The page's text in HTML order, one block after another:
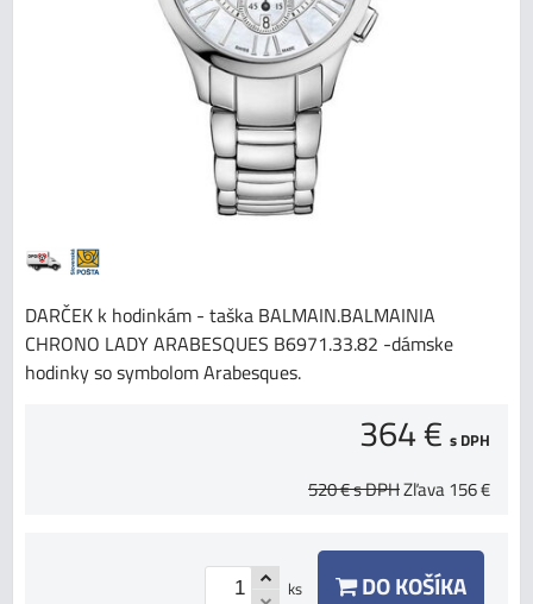
DARČEK k hodinkám - taška BALMAIN.BALMAINIA
CHRONO LADY ARABESQUES B6971.33.82 -dámske
hodinky so symbolom Arabesques.
364 € s DPH
520 €s DPHZľava156 €
ks DO KOŠÍKA